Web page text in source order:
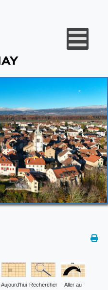
Aujourd'hui Rechercher Aller au